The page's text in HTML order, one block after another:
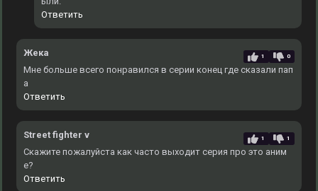
Ответить
Жека 1 0
Мне больше всего понравился в серии конец где сказали пап
а
Ответить
Street fighter v 1 1
Скажите пожалуйста как часто выходит серия про это аним
е?
Ответить